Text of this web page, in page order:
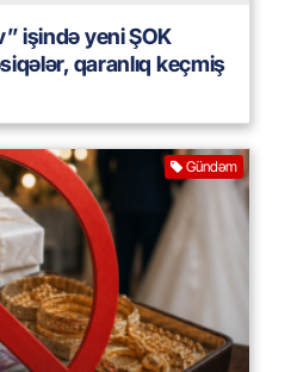
işində yeni ŞOK
qaranlıq keçmiş
Gündəm